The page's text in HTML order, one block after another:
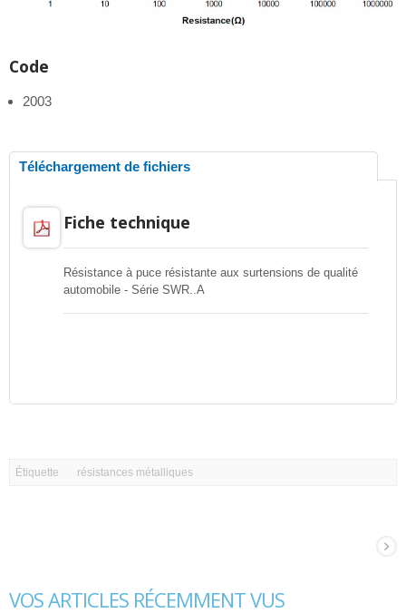
Code
2003
Téléchargement de fichiers
Fiche technique
Résistance à puce résistante aux surtensions de qualité
automobile - Série SWR..A
Étiquette résistances métalliques
VOS ARTICLES RÉCEMMENT VUS